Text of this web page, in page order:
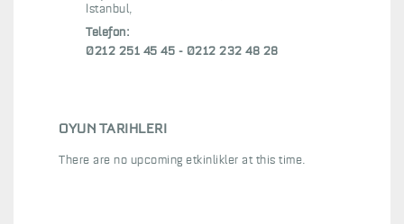
İstanbul,
Telefon:
0212 251 45 45 - 0212 232 48 28
OYUN TARIHLERI
There are no upcoming etkinlikler at this time.